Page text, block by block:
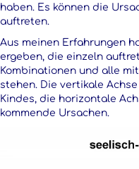
haben. Es können die
auftreten.
Aus meinen Erfahrungen
ergeben, die einzeln
Kombinationen und alle
stehen. Die vertikale
Kindes, die horizontale
kommende Ursachen.